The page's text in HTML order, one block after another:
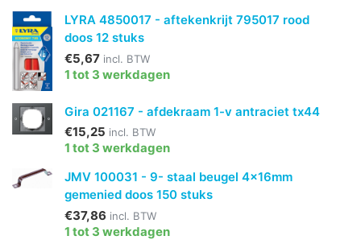
LYRA 4850017 - aftekenkrijt 795017 rood
doos 12 stuks
€5,67 incl. BTW
1 tot 3 werkdagen
Gira 021167 - afdekraam 1-v antraciet tx44
€15,25 incl. BTW
1 tot 3 werkdagen
JMV 100031 - 9- staal beugel 4x16mm
gemenied doos 150 stuks
€37,86 incl. BTW
1 tot 3 werkdagen